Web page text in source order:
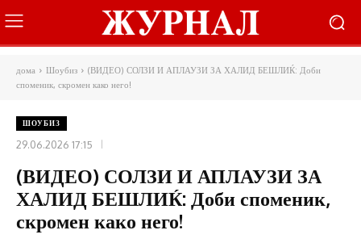
дома Шоубиз
(ВИДЕО) СОЛЗИ И АПЛАУЗИ ЗА ХАЛИД БЕШЛИЌ: Доби
споменик, скромен како него!
ШОУБИЗ
29.06.2026 17:15
(ВИДЕО) СОЛЗИ И АПЛАУЗИ ЗА
ХАЛИД БЕШЛИЌ: Доби споменик,
скромен како него!